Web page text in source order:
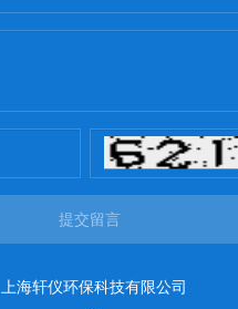
提交留言
上海轩仪环保科技有限公司